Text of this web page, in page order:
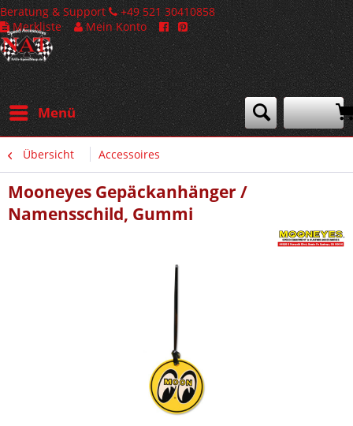
Beratung & Support
+49 521 30410858
Merkliste
Mein Konto
Menü
Übersicht Accessoires
Mooneyes Gepäckanhänger /
Namensschild, Gummi